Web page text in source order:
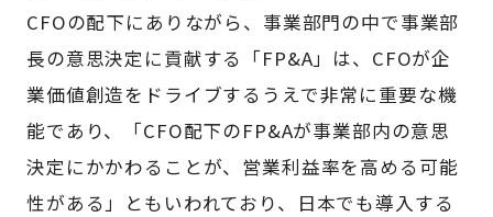
CFOの配下にありながら、事業部門の中で事業部
長の意思決定に貢献する「FP&A」は、CFOが企
業価値創造をドライブするうえで非常に重要な機
能であり、「CFO配下のFP&Aが事業部内の意思
決定にかかわることが、営業利益率を高める可能
性がある」ともいわれており、日本でも導入する